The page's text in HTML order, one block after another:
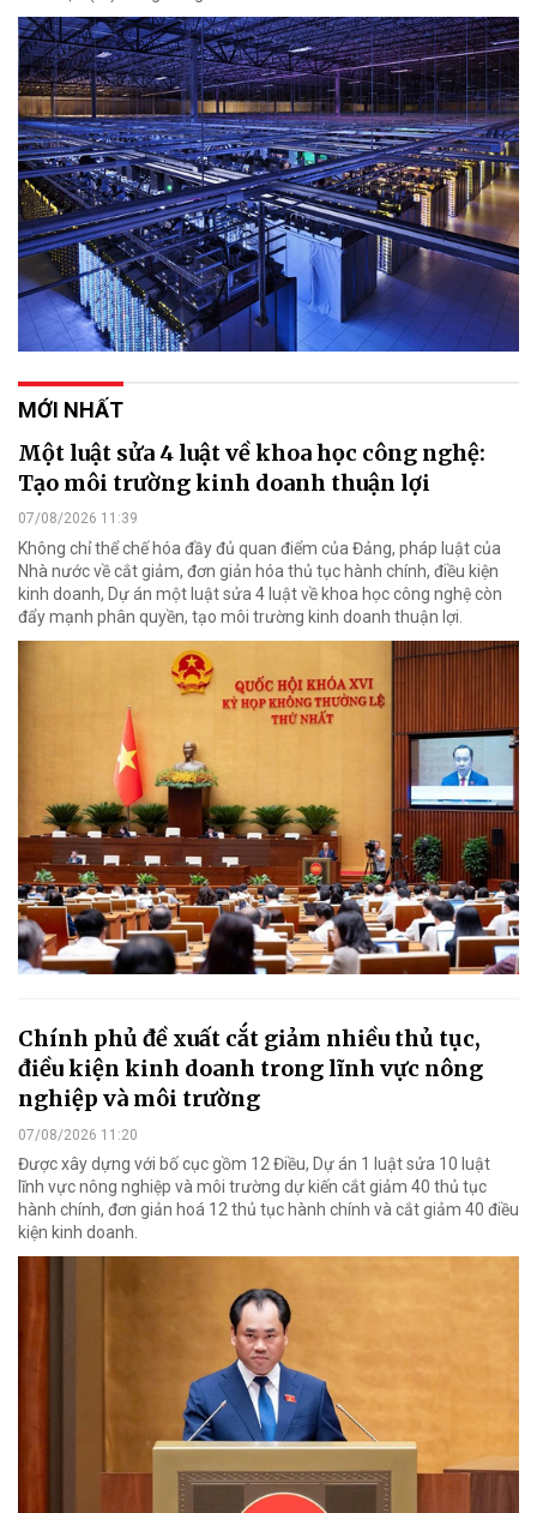
MỚI NHẤT
Một luật sửa 4 luật về khoa học công nghệ:
Tạo môi trường kinh doanh thuận lợi
07/08/2026 11:39
Không chỉ thể chế hóa đầy đủ quan điểm của Đảng, pháp luật của
Nhà nước về cắt giảm, đơn giản hóa thủ tục hành chính, điều kiện
kinh doanh, Dự án một luật sửa 4 luật về khoa học công nghệ còn
đẩy mạnh phân quyền, tạo môi trường kinh doanh thuận lợi.
Chính phủ đề xuất cắt giảm nhiều thủ tục,
điều kiện kinh doanh trong lĩnh vực nông
nghiệp và môi trường
07/08/2026 11:20
Được xây dựng với bố cục gồm 12 Điều, Dự án 1 luật sửa 10 luật
lĩnh vực nông nghiệp và môi trường dự kiến cắt giảm 40 thủ tục
hành chính, đơn giản hoá 12 thủ tục hành chính và cắt giảm 40 điều
kiện kinh doanh.